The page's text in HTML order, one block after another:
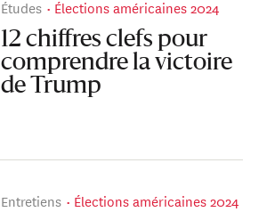
Études Élections américaines 2024
12 chiffres clefs pour
comprendre la victoire
de Trump
Entretiens Élections américaines 2024